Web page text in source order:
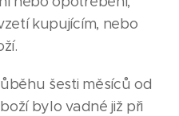
kupujícím, nebo
šesti měsíců od
bylo vadné již při